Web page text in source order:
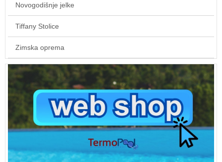
Novogodišnje jelke
Tiffany Stolice
Zimska oprema